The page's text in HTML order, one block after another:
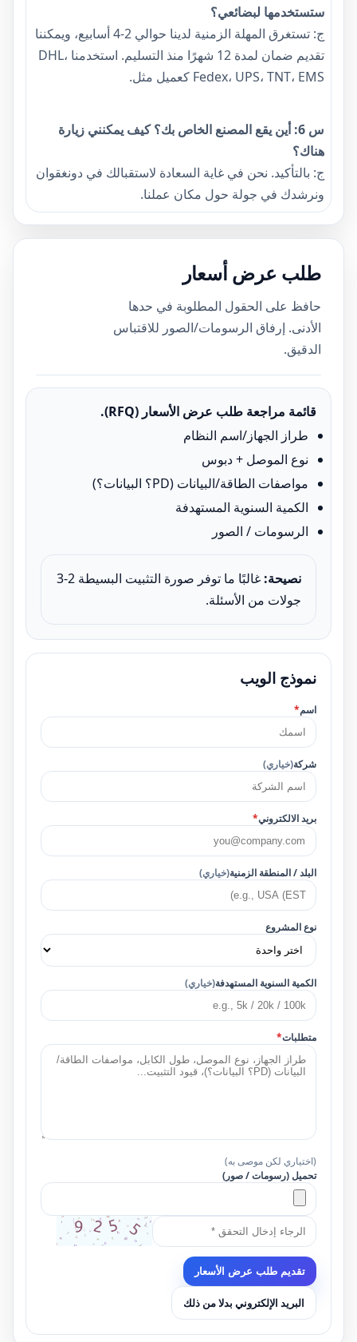
ستستخدمها لبضائعي؟
ج: تستغرق المهلة الزمنية لدينا حوالي 2-4 أسابيع، ويمكننا
تقديم ضمان لمدة 12 شهرًا منذ التسليم. استخدمنا DHL،
Fedex، UPS، TNT، EMS كعميل مثل.
س 6: أين يقع المصنع الخاص بك؟ كيف يمكنني زيارة
هناك؟
ج: بالتأكيد. نحن في غاية السعادة لاستقبالك في دونغقوان
ونرشدك في جولة حول مكان عملنا.
طلب عرض أسعار
حافظ على الحقول المطلوبة في حدها
الأدنى. إرفاق الرسومات/الصور للاقتباس
الدقيق.
قائمة مراجعة طلب عرض الأسعار (RFQ).
طراز الجهاز/اسم النظام
نوع الموصل + دبوس
مواصفات الطاقة/البيانات (PD؟ البيانات؟)
الكمية السنوية المستهدفة
الرسومات / الصور
نصيحة:
غالبًا ما توفر صورة التثبيت البسيطة 2-3
جولات من الأسئلة.
نموذج الويب
اسم*
شركة(خياري)
بريد الالكتروني*
البلد / المنطقة الزمنية(خياري)
نوع المشروع
الكمية السنوية المستهدفة(خياري)
متطلبات*
(اختياري لكن موصى به)
تحميل (رسومات / صور)
تقديم طلب عرض الأسعار
البريد الإلكتروني بدلا من ذلك